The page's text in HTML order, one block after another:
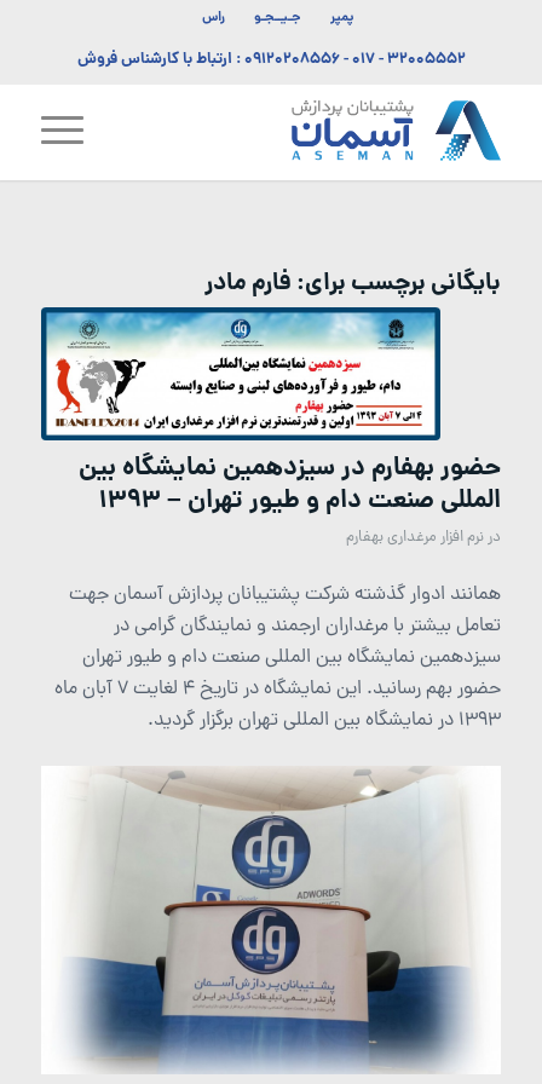
پمپر جـیــجـو راس
۳۲۰۰۵۵۵۲ - ۰۱۷ -۰۹۱۲۰۲۰۸۵۵۶: ارتباط با کارشناس فروش
بایگانی برچسب برای:فارم مادر
حضور بهفارم در سیزدهمین نمایشگاه بین
المللی صنعت دام و طیور تهران – ۱۳۹۳
درنرم افزار مرغداری بهفارم
همانند ادوار گذشته شرکت پشتیبانان پردازش آسمان جهت
تعامل بیشتر با مرغداران ارجمند و نمایندگان گرامی در
سیزدهمین نمایشگاه بین المللی صنعت دام و طیور تهران
حضور بهم رسانید. این نمایشگاه در تاریخ 4 لغایت 7 آبان ماه
1393 در نمایشگاه بین المللی تهران برگزار گردید.